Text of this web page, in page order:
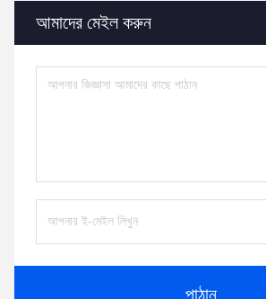
আমাদের মেইল করুন
পাঠান